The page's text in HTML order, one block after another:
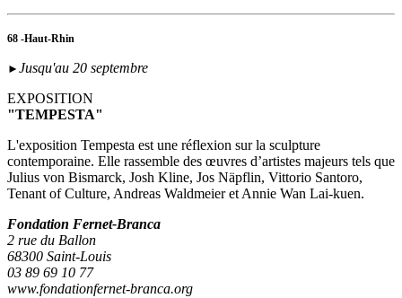
68 -Haut-Rhin
► Jusqu'au 20 septembre
EXPOSITION
"TEMPESTA"
L'exposition Tempesta est une réflexion sur la sculpture
contemporaine. Elle rassemble des œuvres d’artistes majeurs tels que
Julius von Bismarck, Josh Kline, Jos Näpflin, Vittorio Santoro,
Tenant of Culture, Andreas Waldmeier et Annie Wan Lai-kuen.
Fondation Fernet-Branca
2 rue du Ballon
68300 Saint-Louis
03 89 69 10 77
www.fondationfernet-branca.org